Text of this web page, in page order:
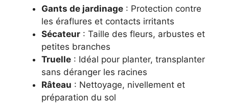
Gants de jardinage : Protection contre
les éraflures et contacts irritants
Sécateur : Taille des fleurs, arbustes et
petites branches
Truelle : Idéal pour planter, transplanter
sans déranger les racines
Râteau : Nettoyage, nivellement et
préparation du sol